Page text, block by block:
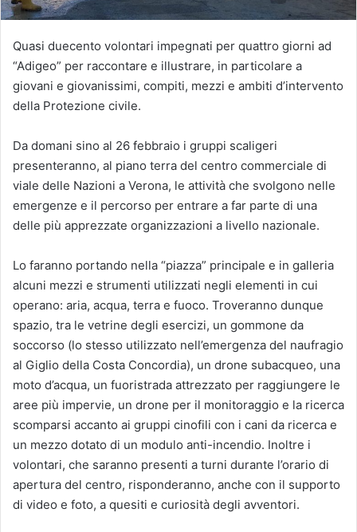
Quasi duecento volontari impegnati per quattro giorni ad
“Adigeo” per raccontare e illustrare, in particolare a
giovani e giovanissimi, compiti, mezzi e ambiti d’intervento
della Protezione civile.
Da domani sino al 26 febbraio i gruppi scaligeri
presenteranno, al piano terra del centro commerciale di
viale delle Nazioni a Verona, le attività che svolgono nelle
emergenze e il percorso per entrare a far parte di una
delle più apprezzate organizzazioni a livello nazionale.
Lo faranno portando nella “piazza” principale e in galleria
alcuni mezzi e strumenti utilizzati negli elementi in cui
operano: aria, acqua, terra e fuoco. Troveranno dunque
spazio, tra le vetrine degli esercizi, un gommone da
soccorso (lo stesso utilizzato nell’emergenza del naufragio
al Giglio della Costa Concordia), un drone subacqueo, una
moto d’acqua, un fuoristrada attrezzato per raggiungere le
aree più impervie, un drone per il monitoraggio e la ricerca
scomparsi accanto ai gruppi cinofili con i cani da ricerca e
un mezzo dotato di un modulo anti-incendio. Inoltre i
volontari, che saranno presenti a turni durante l’orario di
apertura del centro, risponderanno, anche con il supporto
di video e foto, a quesiti e curiosità degli avventori.